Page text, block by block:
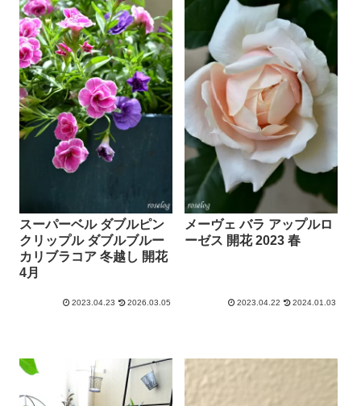
スーパーベル ダブルピン
クリップル ダブルブルー
カリブラコア 冬越し 開花
4月
2023.04.23 2026.03.05
メーヴェ バラ アップルロ
ーゼス 開花 2023 春
2023.04.22 2024.01.03